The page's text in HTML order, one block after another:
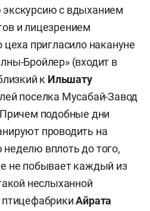
с вдыханием
и лицезрением
цеха пригласило накануне
Бройлер» (входит в
к Ильшату
поселка Мусабай-Завод
подобные дни
проводить на
вплоть до того,
не побывает каждый из
неслыханной
птицефабрикиАйрата